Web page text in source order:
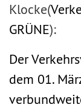
Klocke(
GRÜNE):
Der
dem 01.